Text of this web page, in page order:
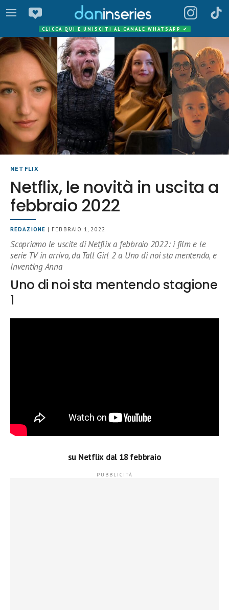
CLICCA QUI E UNISCITI AL CANALE WHATSAPP ✔
NETFLIX
Netflix, le novità in uscita a
febbraio 2022
REDAZIONE | FEBBRAIO 1, 2022
Scopriamo le uscite di Netflix a febbraio 2022: i film e le
serie TV in arrivo, da Tall Girl 2 a Uno di noi sta mentendo, e
Inventing Anna
Uno di noi sta mentendo stagione
1
su Netflix dal 18 febbraio